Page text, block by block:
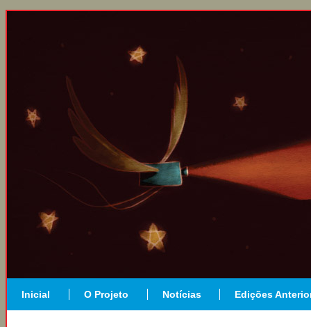
Inicial O Projeto Notícias Edições